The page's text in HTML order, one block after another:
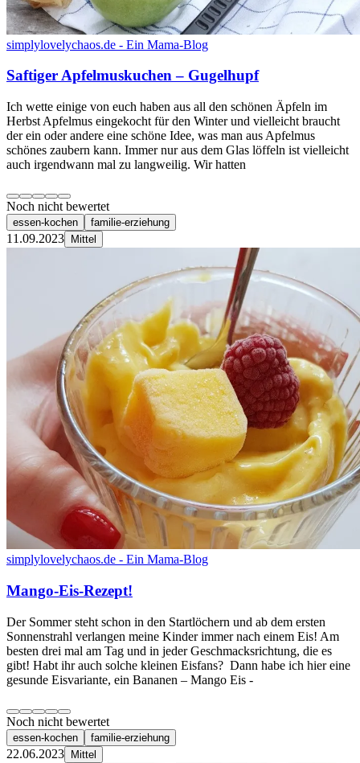
simplylovelychaos.de - Ein Mama-Blog
Saftiger Apfelmuskuchen – Gugelhupf
Ich wette einige von euch haben aus all den schönen Äpfeln im
Herbst Apfelmus eingekocht für den Winter und vielleicht braucht
der ein oder andere eine schöne Idee, was man aus Apfelmus
schönes zaubern kann. Immer nur aus dem Glas löffeln ist vielleicht
auch irgendwann mal zu langweilig. Wir hatten
Noch nicht bewertet
essen-kochen familie-erziehung
11.09.2023 Mittel
simplylovelychaos.de - Ein Mama-Blog
Mango-Eis-Rezept!
Der Sommer steht schon in den Startlöchern und ab dem ersten
Sonnenstrahl verlangen meine Kinder immer nach einem Eis! Am
besten drei mal am Tag und in jeder Geschmacksrichtung, die es
gibt! Habt ihr auch solche kleinen Eisfans? Dann habe ich hier eine
gesunde Eisvariante, ein Bananen – Mango Eis -
Noch nicht bewertet
essen-kochen familie-erziehung
22.06.2023 Mittel